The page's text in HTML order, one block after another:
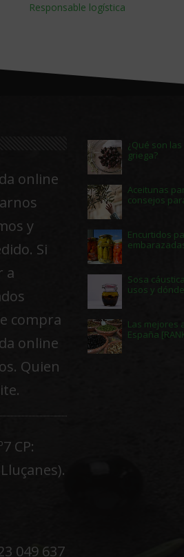
Responsable logística
online
y
Si
a
compra
online
Quien
CP:
049 637
¿Qué son
griega?
Aceitunas
consejos
Encurtidos
Sosa
usos y
Las mejores
España